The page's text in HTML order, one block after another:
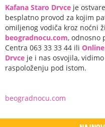
Kafana Staro Drvce je
besplatno provod za kojim
omiljenog vodiča kroz noćni
beogradnocu.com, odnosno
Centra 063 33 33 44 ili Online
Drvce je i nas osvojila,
raspoloženju pod istom.
beogradnocu.com